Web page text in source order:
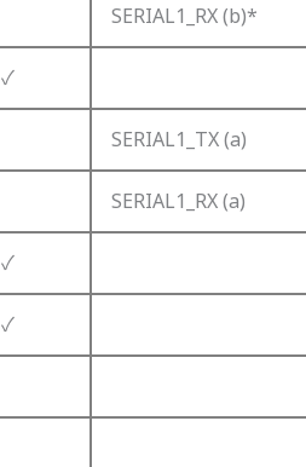
SERIAL1_RX (b)*
✓
SERIAL1_TX (a)
SERIAL1_RX (a)
✓
✓